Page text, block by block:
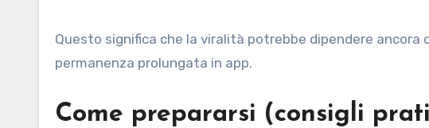
Questo significa che la viralità potrebbe dipendere
permanenza prolungata in app.
Come prepararsi (consigli